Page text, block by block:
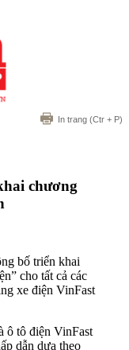
In trang (Ctr + P)
chương
bố triển khai
cho tất cả các
xe điện VinFast
ô tô điện VinFast
dẫn dựa theo